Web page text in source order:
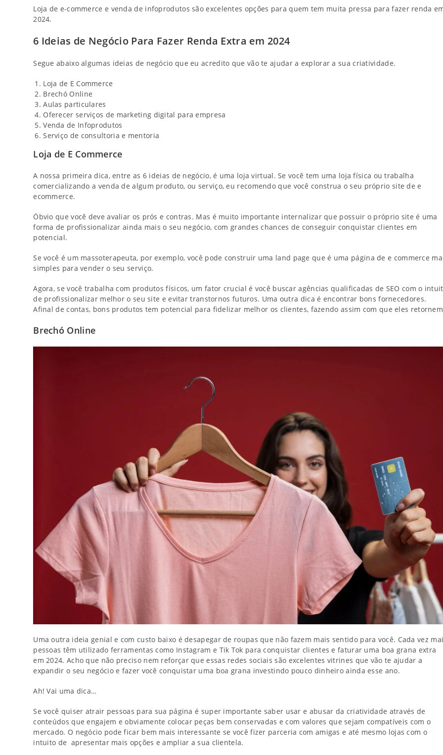
Loja de e-commerce e venda de infoprodutos são excelentes opções para quem tem muita pressa para fazer renda
2024.
6 Ideias de Negócio Para Fazer Renda Extra em 2024
Segue abaixo algumas ideias de negócio que eu acredito que vão te ajudar a explorar a sua criatividade.
Loja de E Commerce
Brechó Online
Aulas particulares
Oferecer serviços de marketing digital para empresa
Venda de Infoprodutos
Serviço de consultoria e mentoria
Loja de E Commerce
A nossa primeira dica, entre as 6 ideias de negócio, é uma loja virtual. Se você tem uma loja física ou trabalha
comercializando a venda de algum produto, ou serviço, eu recomendo que você construa o seu próprio site de e
ecommerce.
Óbvio que você deve avaliar os prós e contras. Mas é muito importante internalizar que possuir o próprio site é uma
forma de profissionalizar ainda mais o seu negócio, com grandes chances de conseguir conquistar clientes em
potencial.
Se você é um massoterapeuta, por exemplo, você pode construir uma land page que é uma página de e commerce
simples para vender o seu serviço.
Agora, se você trabalha com produtos físicos, um fator crucial é você buscar agências qualificadas de SEO com o
de profissionalizar melhor o seu site e evitar transtornos futuros. Uma outra dica é encontrar bons fornecedores.
Afinal de contas, bons produtos tem potencial para fidelizar melhor os clientes, fazendo assim com que eles
Brechó Online
Uma outra ideia genial e com custo baixo é desapegar de roupas que não fazem mais sentido para você. Cada vez
pessoas têm utilizado ferramentas como Instagram e Tik Tok para conquistar clientes e faturar uma boa grana extra
em 2024. Acho que não preciso nem reforçar que essas redes sociais são excelentes vitrines que vão te ajudar a
expandir o seu negócio e fazer você conquistar uma boa grana investindo pouco dinheiro ainda esse ano.
Ah! Vai uma dica…
Se você quiser atrair pessoas para sua página é super importante saber usar e abusar da criatividade através de
conteúdos que engajem e obviamente colocar peças bem conservadas e com valores que sejam compatíveis com o
mercado. O negócio pode ficar bem mais interessante se você fizer parceria com amigas e até mesmo lojas com o
intuito de apresentar mais opções e ampliar a sua clientela.